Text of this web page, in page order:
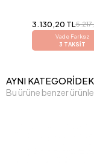
3.130,20 TL
Vade Farksız
3 TAKSİT
AYNI
Bu ürüne benzer